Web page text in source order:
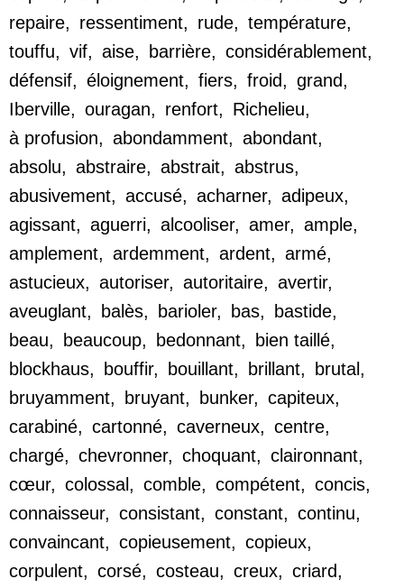
repaire, ressentiment, rude, température,
touffu, vif, aise, barrière, considérablement,
défensif, éloignement, fiers, froid, grand,
Iberville, ouragan, renfort, Richelieu,
à profusion, abondamment, abondant,
absolu, abstraire, abstrait, abstrus,
abusivement, accusé, acharner, adipeux,
agissant, aguerri, alcooliser, amer, ample,
amplement, ardemment, ardent, armé,
astucieux, autoriser, autoritaire, avertir,
aveuglant, balès, barioler, bas, bastide,
beau, beaucoup, bedonnant, bien taillé,
blockhaus, bouffir, bouillant, brillant, brutal,
bruyamment, bruyant, bunker, capiteux,
carabiné, cartonné, caverneux, centre,
chargé, chevronner, choquant, claironnant,
cœur, colossal, comble, compétent, concis,
connaisseur, consistant, constant, continu,
convaincant, copieusement, copieux,
corpulent, corsé, costeau, creux, criard,